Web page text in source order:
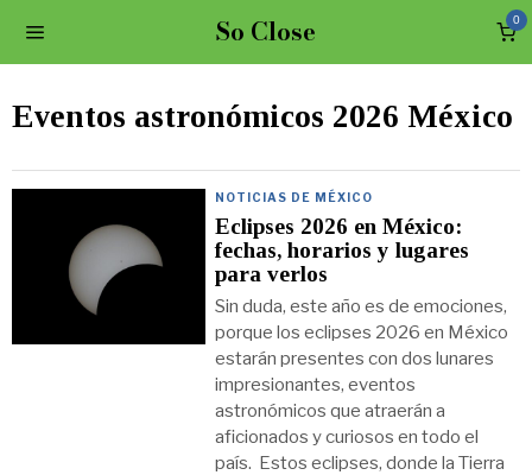
So Close 0
Eventos astronómicos 2026 México
NOTICIAS DE MÉXICO
Eclipses 2026 en México:
fechas, horarios y lugares
para verlos
Sin duda, este año es de emociones,
porque los eclipses 2026 en México
estarán presentes con dos lunares
impresionantes, eventos
astronómicos que atraerán a
aficionados y curiosos en todo el
país. Estos eclipses, donde la Tierra